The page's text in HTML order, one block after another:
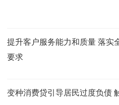
提升客户服务能力和质量 落实
要求
变种消费贷引导居民过度负债